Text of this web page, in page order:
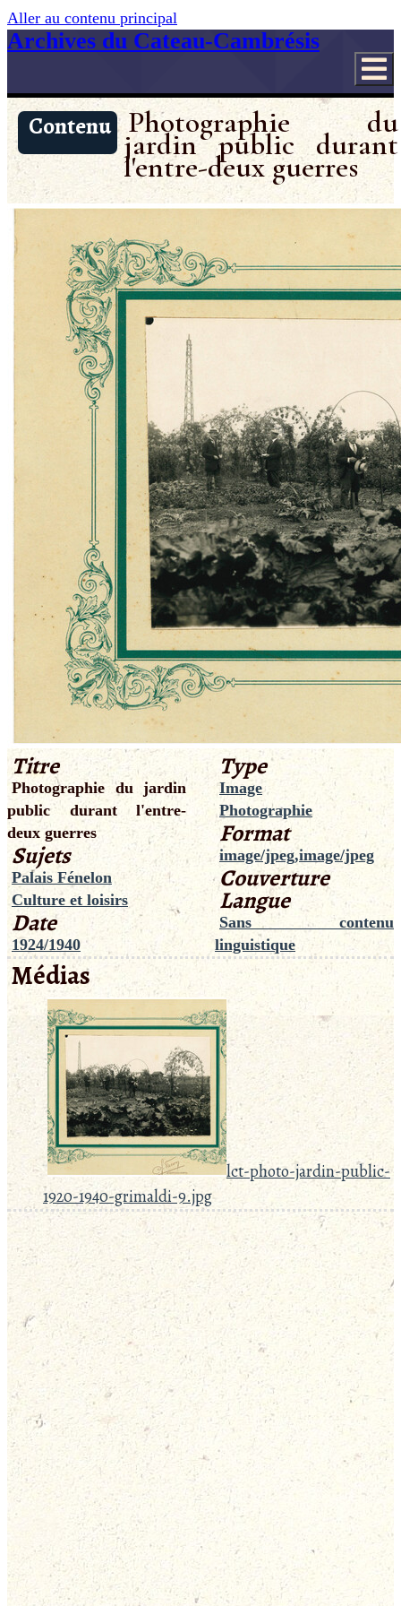
Aller au contenu principal
Archives du Cateau-Cambrésis
Contenu Photographie du
jardin public durant
l'entre-deux guerres
Titre
Photographie du jardin
public durant l'entre-
deux guerres
Sujets
Palais Fénelon
Culture et loisirs
Date
1924/1940
Type
Image
Photographie
Format
image/jpeg,image/jpeg
Couverture
Langue
Sans contenu
linguistique
Médias
lct-photo-jardin-public-
1920-1940-grimaldi-9.jpg